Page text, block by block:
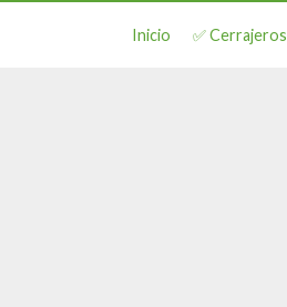
Inicio ✅ Cerrajeros